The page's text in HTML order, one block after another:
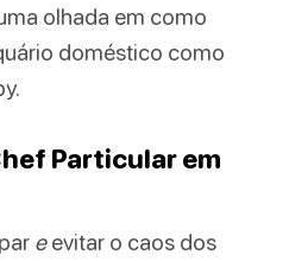
olhada em como
doméstico como
Particular em
eevitar o caos dos